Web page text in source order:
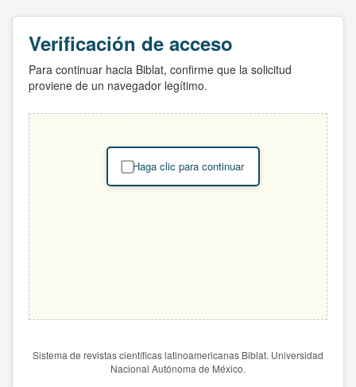
Verificación de acceso
Para continuar hacia Biblat, confirme que la solicitud
proviene de un navegador legítimo.
Haga clic para continuar
Sistema de revistas científicas latinoamericanas Biblat. Universidad
Nacional Autónoma de México.